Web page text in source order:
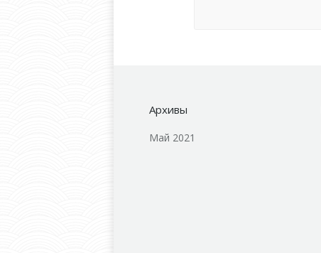
Архивы
Май 2021